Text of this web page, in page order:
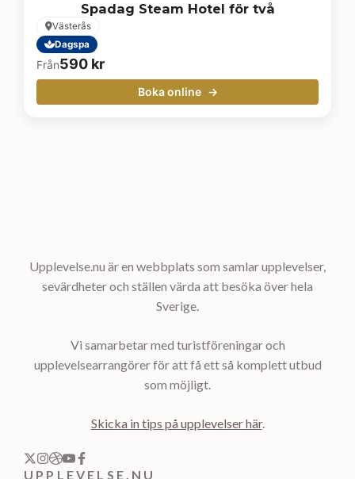
Spadag Steam Hotel för två
Västerås
Dagspa
Från590 kr
Boka online
Upplevelse.nu är en webbplats som samlar upplevelser,
sevärdheter och ställen värda att besöka över hela
Sverige.
Vi samarbetar med turistföreningar och
upplevelsearrangörer för att få ett så komplett utbud
som möjligt.
Skicka in tips på upplevelser här.
UPPLEVELSE.NU